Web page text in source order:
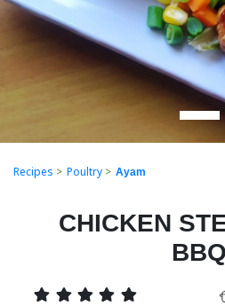
Recipes > Poultry > Ayam
CHICKEN
BBQ